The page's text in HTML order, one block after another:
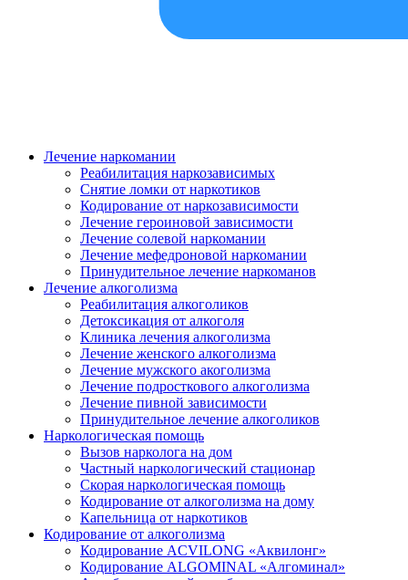
Лечение наркомании
Реабилитация наркозависимых
Снятие ломки от наркотиков
Кодирование от наркозависимости
Лечение героиновой зависимости
Лечение солевой наркомании
Лечение мефедроновой наркомании
Принудительное лечение наркоманов
Лечение алкоголизма
Реабилитация алкоголиков
Детоксикация от алкоголя
Клиника лечения алкоголизма
Лечение женского алкоголизма
Лечение мужского акоголизма
Лечение подросткового алкоголизма
Лечение пивной зависимости
Принудительное лечение алкоголиков
Наркологическая помощь
Вызов нарколога на дом
Частный наркологический стационар
Скорая наркологическая помощь
Кодирование от алкоголизма на дому
Капельница от наркотиков
Кодирование от алкоголизма
Кодирование ACVILONG «Аквилонг»
Кодирование ALGOMINAL «Алгоминал»